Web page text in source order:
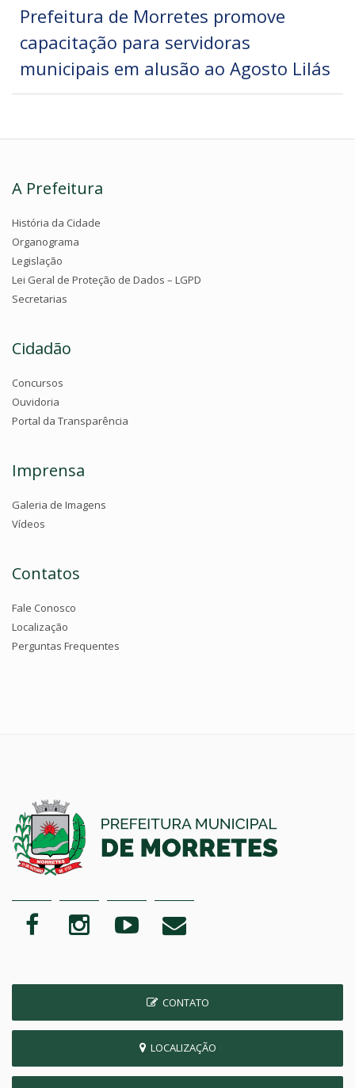
Prefeitura de Morretes promove
capacitação para servidoras
municipais em alusão ao Agosto Lilás
A Prefeitura
História da Cidade
Organograma
Legislação
Lei Geral de Proteção de Dados – LGPD
Secretarias
Cidadão
Concursos
Ouvidoria
Portal da Transparência
Imprensa
Galeria de Imagens
Vídeos
Contatos
Fale Conosco
Localização
Perguntas Frequentes
CONTATO
LOCALIZAÇÃO